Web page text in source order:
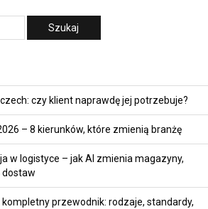
czy klient naprawdę jej potrzebuje?
– 8 kierunków, które zmienią branżę
w logistyce – jak AI zmienia magazyny,
dostaw
przewodnik: rodzaje, standardy,